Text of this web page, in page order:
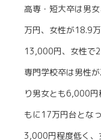
高専・短大卒は男
万円、女性が18.9
13,000円、女性で
専門学校卒は男性
り男女とも6,000円
もに17万円台とな
3,000円程度低く、